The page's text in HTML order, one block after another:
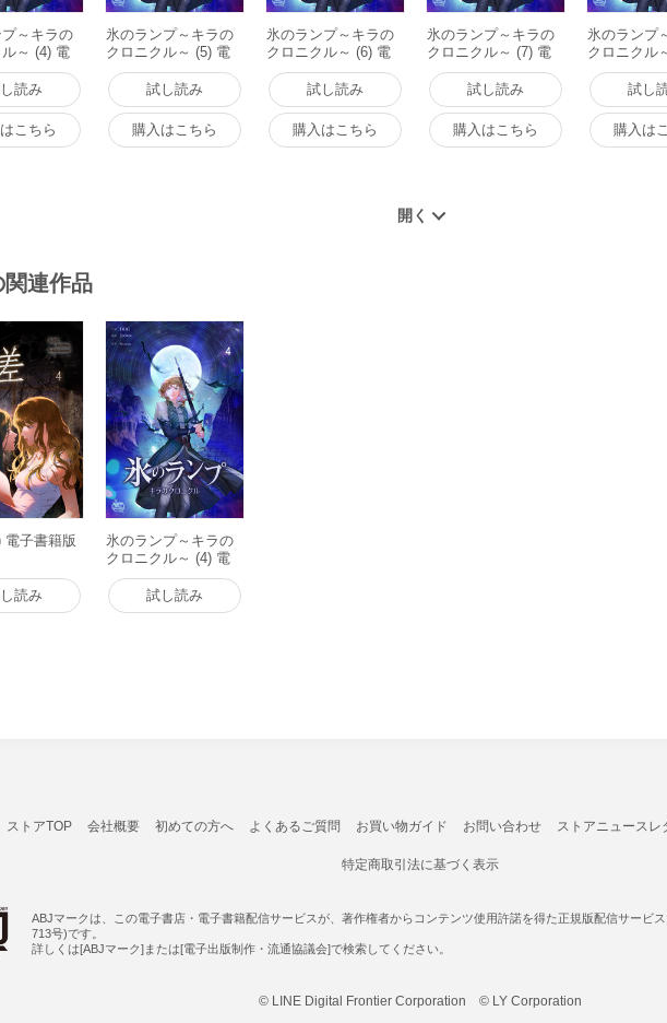
～キラの
～ (4) 電
読み
こちら
氷のランプ～キラの
クロニクル～ (5) 電
子書籍版
試し読み
購入はこちら
氷のランプ～キラの
クロニクル～ (6) 電
子書籍版
試し読み
購入はこちら
氷のランプ～キラの
クロニクル～ (7) 電
子書籍版
試し読み
購入はこちら
氷のランプ
クロニクル
子書籍版
試し
購入は
関連作品
電子書籍版
読み
氷のランプ～キラの
クロニクル～ (4) 電
子書籍版
試し読み
ストアTOP 会社概要 初めての方へ よくあるご質問 お買い物ガイド お問い合わせ ストアニュースレ
特定商取引法に基づく表示
ABJマークは、この電子書店・電子書籍配信サービスが、著作権者からコンテンツ使用許諾を得た正規版配信サービ
713号)です。
詳しくは[ABJマーク]または[電子出版制作・流通協議会]で検索してください。
© LINE Digital Frontier Corporation © LY Corporation